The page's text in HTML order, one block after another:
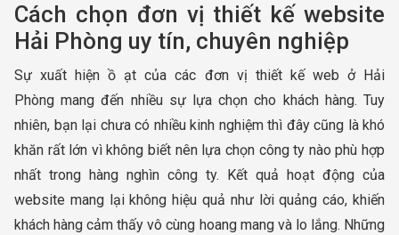
Cách chọn đơn vị thiết kế website
Hải Phòng uy tín, chuyên nghiệp
Sự xuất hiện ồ ạt của các đơn vị thiết kế web ở Hải
Phòng mang đến nhiều sự lựa chọn cho khách hàng. Tuy
nhiên, bạn lại chưa có nhiều kinh nghiệm thì đây cũng là khó
khăn rất lớn vì không biết nên lựa chọn công ty nào phù hợp
nhất trong hàng nghìn công ty. Kết quả hoạt động của
website mang lại không hiệu quả như lời quảng cáo, khiến
khách hàng cảm thấy vô cùng hoang mang và lo lắng. Những